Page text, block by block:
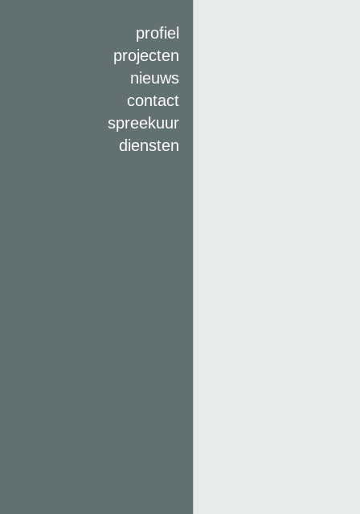
profiel
projecten
nieuws
contact
spreekuur
diensten